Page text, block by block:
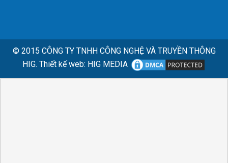
© 2015 CÔNG TY TNHH CÔNG NGHỆ VÀ TRUYỀN THÔNG
HIG. Thiết kế web: HIG MEDIA